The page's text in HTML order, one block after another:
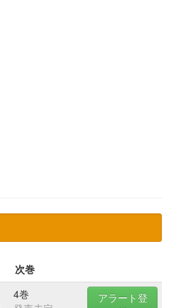
次巻
4巻
アラート登